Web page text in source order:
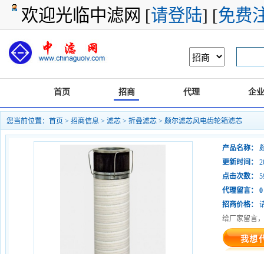
欢迎光临中滤网 [请登陆] [免费
首页 招商 代理 企业
您当前位置： 首页 > 招商信息 > 滤芯 > 折叠滤芯 > 颇尔滤芯风电齿轮箱滤芯
产品名称：
更新时间：
点击次数：
代理留言：
0
招商价格：
给厂家留言